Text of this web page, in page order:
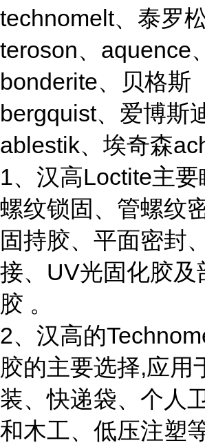
technomelt、泰罗
teroson、aquence、
bonderite、贝格斯
bergquist、爱博斯
ablestik、埃奇森
1、汉高Loctite主要
螺纹锁固、管螺纹
固持胶、平面密封
接、UV光固化胶及
胶 。
2、汉高的
胶的主要选择,应用
装、快递袋、个人
和木工、低压注塑